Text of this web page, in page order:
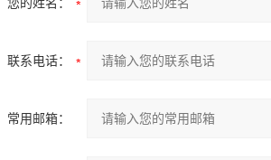
联系电话：
常用邮箱：